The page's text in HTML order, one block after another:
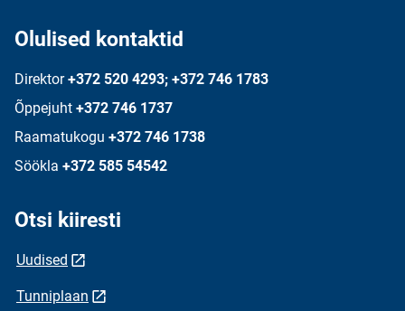
Olulised kontaktid
Direktor +372 520 4293; +372 746 1783
Õppejuht +372 746 1737
Raamatukogu +372 746 1738
Söökla +372 585 54542
Otsi kiiresti
Uudised
Tunniplaan